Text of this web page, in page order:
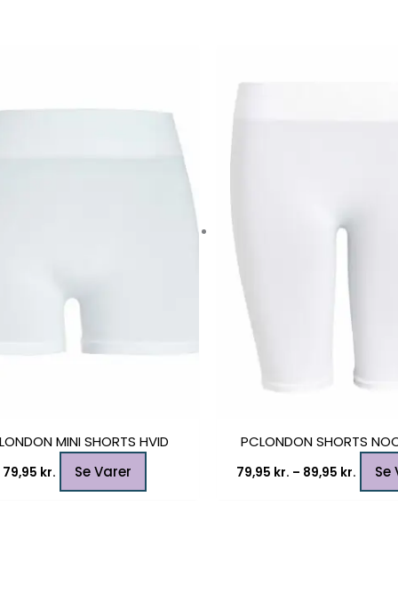
MINI SHORTS HVID
79,95 kr. Se Varer
flere
varianter.
Mulighederne
PCLONDON SHORTS
79,95 kr. – 89,95 kr. Se